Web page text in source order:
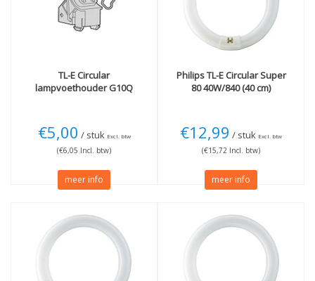
Lichtkleur
3000K Warmwit
Wattage
(1)
22W(2)
40W(2)
30cm(2)
Techniek
(1)
TL-E Circular
lampvoethouder G10Q
€5,00 / stuk Excl. btw
(€6,05 Incl. btw)
meer info
PhilipsTL-E Circular Super
80 40W/840 (40 cm)
€12,99 / stuk Excl. btw
(€15,72 Incl. btw)
meer info